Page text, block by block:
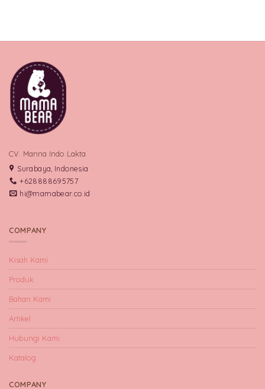
CV. Manna Indo Lakta
Surabaya, Indonesia
+628888695757
hi@mamabear.co.id
COMPANY
Kisah Kami
Produk
Bahan Kami
Artikel
Hubungi Kami
Katalog
COMPANY